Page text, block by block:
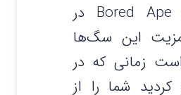
در سایت Bored Ape در
این سگ‌ها
زمانی که در
کردید شما را از